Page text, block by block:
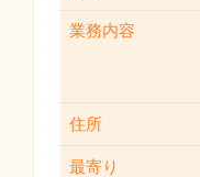
業務内容
住所
最寄り